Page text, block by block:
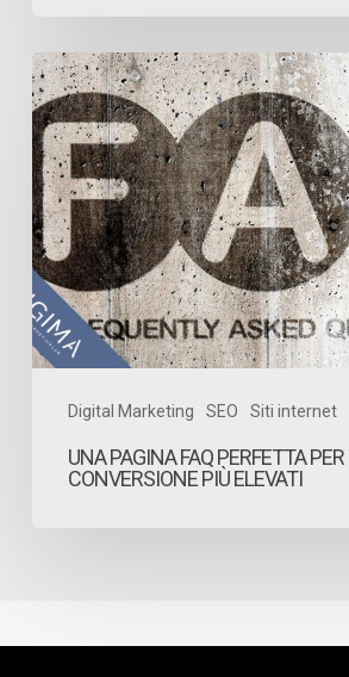
Digital Marketing SEO Siti internet
Una
pagina
FAQ
perfetta
per
tassi
di
conversione
più
UNA PAGINA FAQ PERFETTA
CONVERSIONE PIÙ ELEVATI